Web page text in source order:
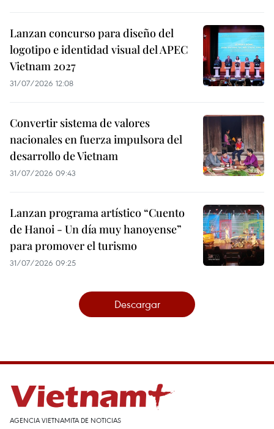
Lanzan concurso para diseño del
logotipo e identidad visual del APEC
Vietnam 2027
31/07/2026 12:08
Convertir sistema de valores
nacionales en fuerza impulsora del
desarrollo de Vietnam
31/07/2026 09:43
Lanzan programa artístico “Cuento
de Hanoi - Un día muy hanoyense”
para promover el turismo
31/07/2026 09:25
Descargar
AGENCIA VIETNAMITA DE NOTICIAS